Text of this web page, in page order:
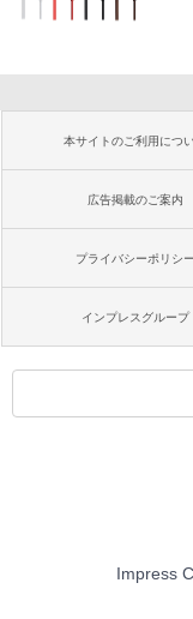
本サイトのご利用につ
広告掲載のご案内
プライバシーポリシー
インプレスグループ
Impress